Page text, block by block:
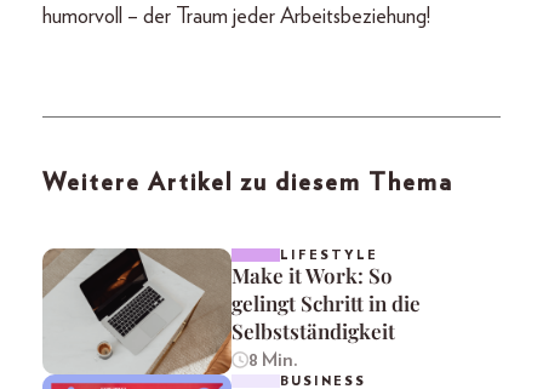
humorvoll – der Traum jeder Arbeitsbeziehung!
Weitere Artikel zu diesem Thema
LIFESTYLE
Make it Work: So
gelingt Schritt in die
Selbstständigkeit
8 Min.
BUSINESS